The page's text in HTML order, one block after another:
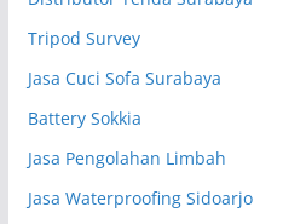
Tripod Survey
Jasa Cuci Sofa Surabaya
Battery Sokkia
Jasa Pengolahan Limbah
Jasa Waterproofing Sidoarjo